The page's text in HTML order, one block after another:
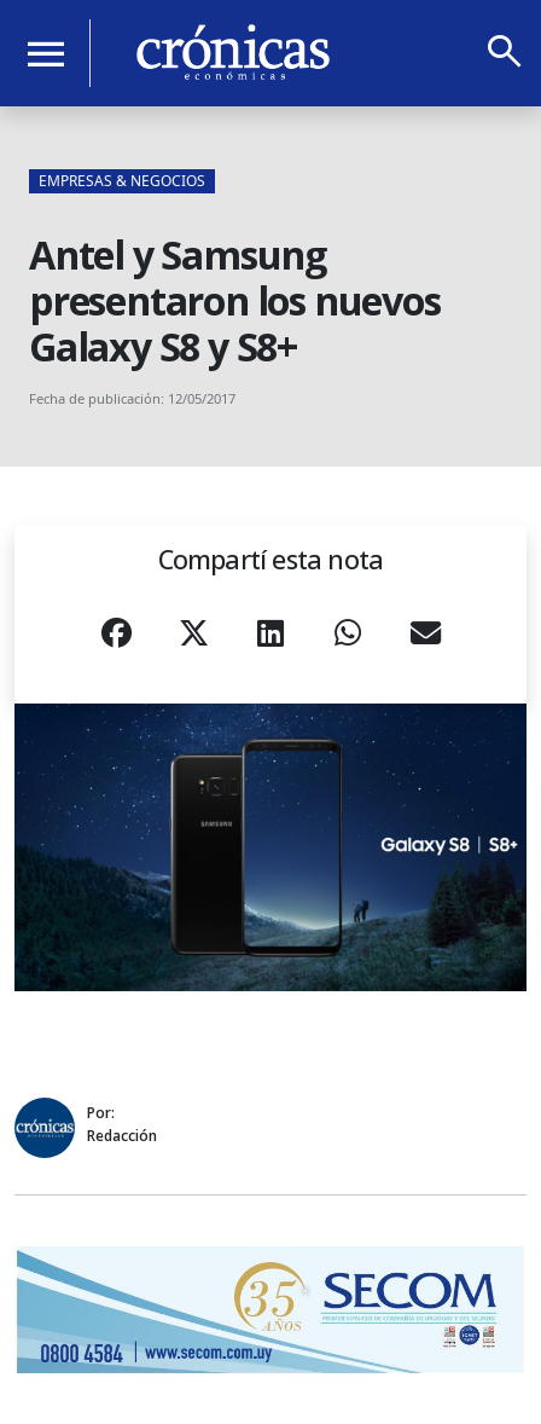
menu search
EMPRESAS & NEGOCIOS
Antel y Samsung
presentaron los nuevos
Galaxy S8 y S8+
Fecha de publicación: 12/05/2017
Compartí esta nota
Por:
Redacción